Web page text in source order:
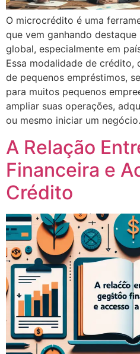
O microcrédito é uma
que vem ganhando
global, especialmente em
Essa modalidade de crédito,
de pequenos empréstimos,
para muitos pequenos
ampliar suas operações,
ou mesmo iniciar um
A Relação
Financeira e
Crédito